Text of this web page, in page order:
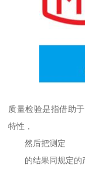
质量检验是指借助
特性，
然后把测定
的结果同规定的